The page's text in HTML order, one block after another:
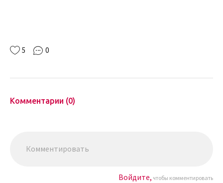
5 0
Комментарии (0)
Войдите, чтобы комментировать